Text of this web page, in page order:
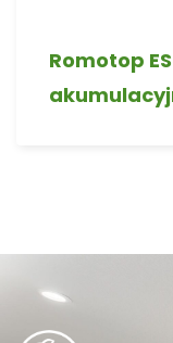
Romotop